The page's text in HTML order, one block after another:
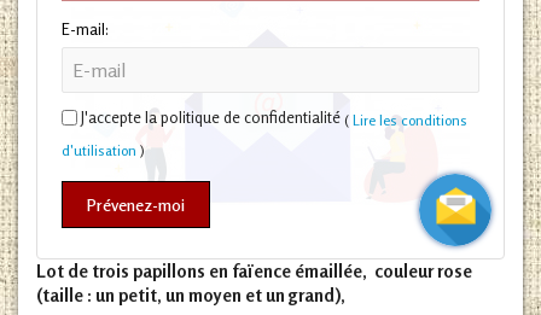
E-mail:
J'accepte la politique de confidentialité ( Lire les conditions
d'utilisation )
Prévenez-moi
Lot de trois papillons en faïence émaillée, couleur rose
(taille : un petit, un moyen et un grand),